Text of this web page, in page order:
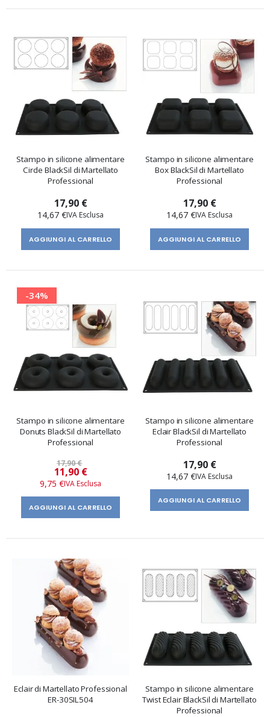
Stampo in silicone alimentare
Circle BlackSil di Martellato
Professional
17,90 €
14,67 €
AGGIUNGI AL CARRELLO
Stampo in silicone alimentare
Box BlackSil di Martellato
Professional
17,90 €
14,67 €
AGGIUNGI AL CARRELLO
-34%
Stampo in silicone alimentare
Donuts BlackSil di Martellato
Professional
17,90 €
Prezzo
speciale
11,90 €
9,75 €
AGGIUNGI AL CARRELLO
Stampo in silicone alimentare
Eclair BlackSil di Martellato
Professional
17,90 €
14,67 €
AGGIUNGI AL CARRELLO
Eclair di Martellato Professional
ER-30SIL504
Stampo in silicone alimentare
Twist Eclair BlackSil di Martellato
Professional